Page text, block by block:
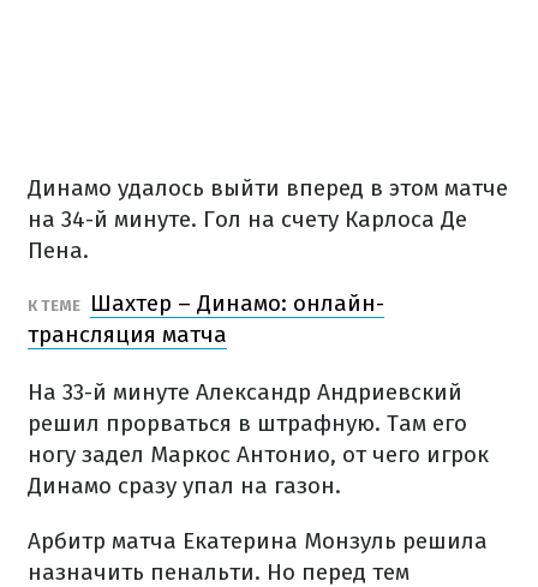
Динамо удалось выйти вперед в этом матче
на 34-й минуте. Гол на счету Карлоса Де
Пена.
К ТЕМЕ
Шахтер – Динамо: онлайн-
трансляция матча
На 33-й минуте Александр Андриевский
решил прорваться в штрафную. Там его
ногу задел Маркос Антонио, от чего игрок
Динамо сразу упал на газон.
Арбитр матча Екатерина Монзуль решила
назначить пенальти. Но перед тем